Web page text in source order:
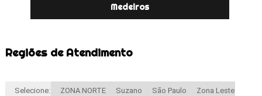
Medeiros
Regiões de Atendimento
Selecione: ZONA NORTE Suzano São Paulo Zona Leste